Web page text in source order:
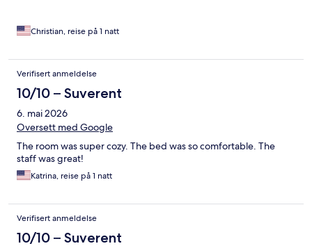
Christian, reise på 1 natt
Verifisert anmeldelse
10/10 – Suverent
6. mai 2026
Oversett med Google
The room was super cozy. The bed was so comfortable. The
staff was great!
Katrina, reise på 1 natt
Verifisert anmeldelse
10/10 – Suverent